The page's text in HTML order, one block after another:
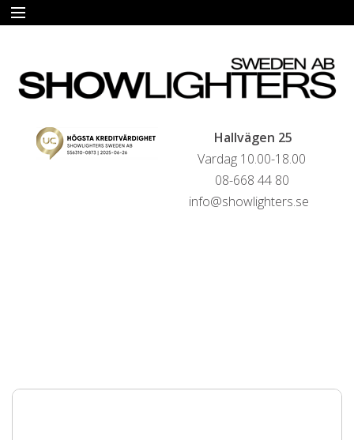
Hallvägen 25
Vardag 10.00-18.00
08-668 44 80
info@showlighters.se
HYRA
FÖRSÄLJNING
LIVESTREAMINGTJÄNSTER